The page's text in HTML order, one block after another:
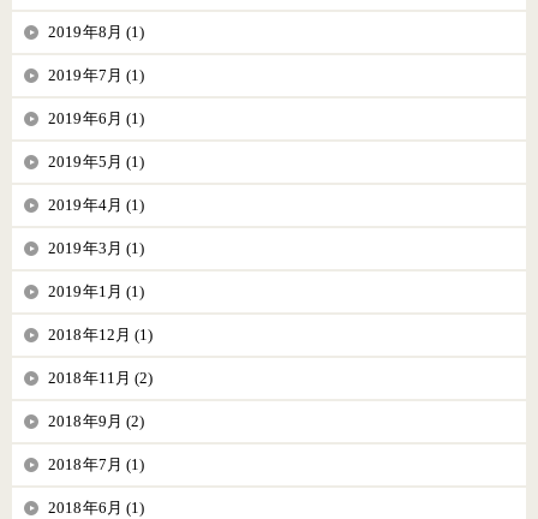
2019年8月 (1)
2019年7月 (1)
2019年6月 (1)
2019年5月 (1)
2019年4月 (1)
2019年3月 (1)
2019年1月 (1)
2018年12月 (1)
2018年11月 (2)
2018年9月 (2)
2018年7月 (1)
2018年6月 (1)